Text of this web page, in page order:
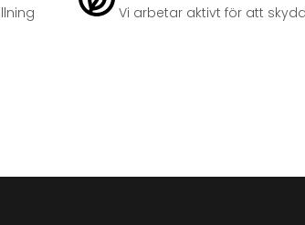
Vi arbetar aktivt för att